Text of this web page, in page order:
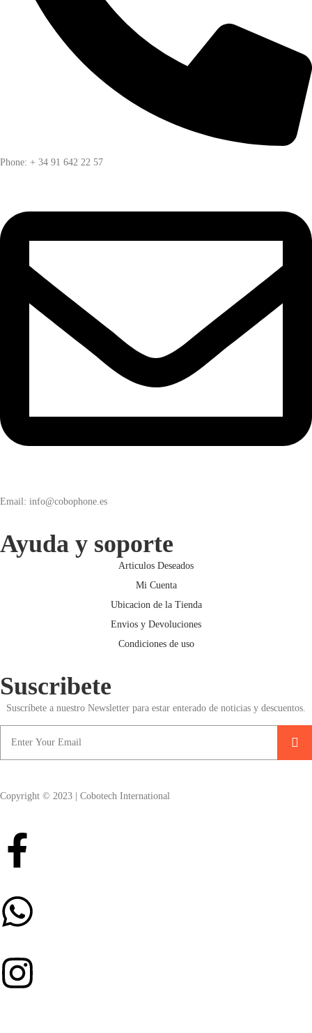
Phone: + 34 91 642 22 57
Email: info@cobophone.es
Ayuda y soporte
Articulos Deseados
Mi Cuenta
Ubicacion de la Tienda
Envios y Devoluciones
Condiciones de uso
Suscribete
Suscríbete a nuestro Newsletter para estar enterado de noticias y descuentos.
Copyright © 2023 | Cobotech International